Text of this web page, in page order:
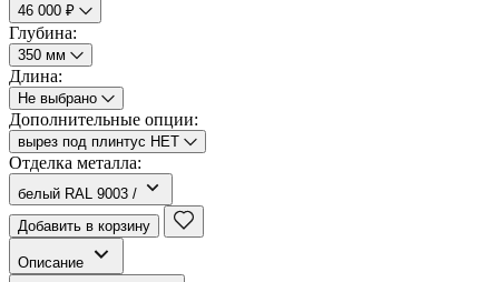
46 000 ₽
Глубина:
350 мм
Длина:
Не выбрано
Дополнительные опции:
вырез под плинтус НЕТ
Отделка металла:
белый RAL 9003 /
Добавить в корзину
Описание